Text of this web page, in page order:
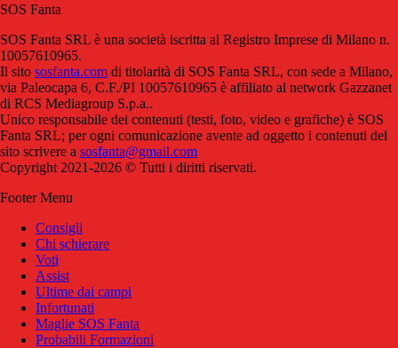
SOS Fanta
SOS Fanta SRL è una società iscritta al Registro Imprese di Milano n.
10057610965.
Il sito sosfanta.com di titolarità di SOS Fanta SRL, con sede a Milano,
via Paleocapa 6, C.F./PI 10057610965 è affiliato al network Gazzanet
di RCS Mediagroup S.p.a..
Unico responsabile dei contenuti (testi, foto, video e grafiche) è SOS
Fanta SRL; per ogni comunicazione avente ad oggetto i contenuti del
sito scrivere a sosfanta@gmail.com
Copyright 2021-2026 © Tutti i diritti riservati.
Footer Menu
Consigli
Chi schierare
Voti
Assist
Ultime dai campi
Infortunati
Maglie SOS Fanta
Probabili Formazioni